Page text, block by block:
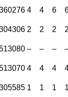
4 4 6
2 2 2 2
– – –
4 4 4
1 1 1 1